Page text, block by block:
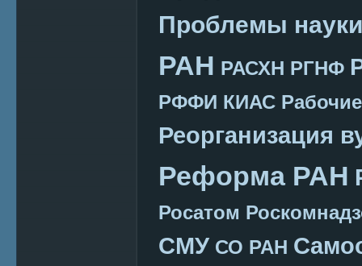
Проблемы науки
РАН РАСХН РГНФ
РФФИ КИАС
Реорганизация
Реформа РАН
Росатом
СМУ СО РАН